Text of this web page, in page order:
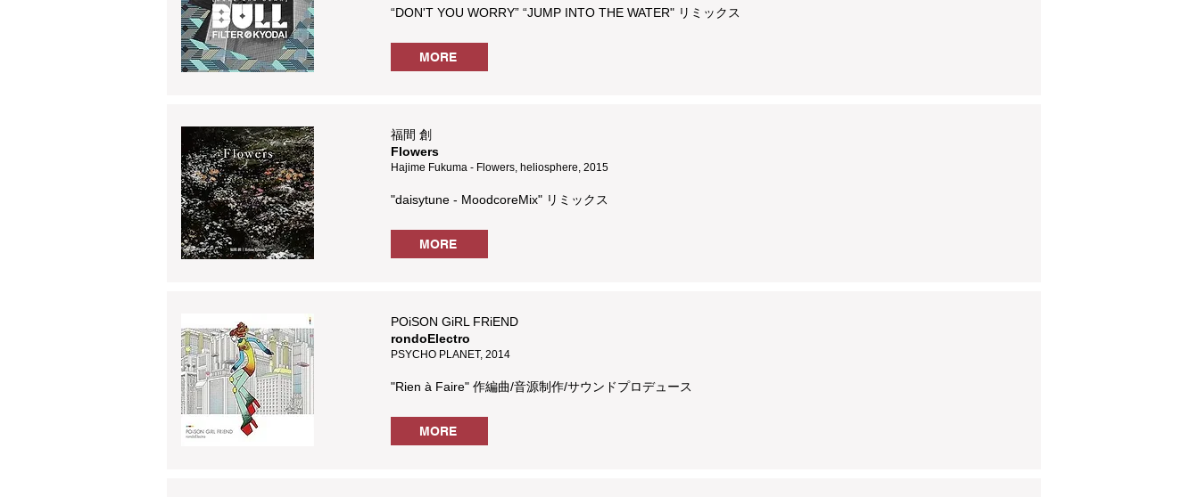
“DON'T YOU WORRY” “JUMP INTO THE WATER" リミックス
MORE
福間 創
Flowers
Hajime Fukuma - Flowers, heliosphere, 2015
"daisytune - MoodcoreMix" リミックス
MORE
POiSON GiRL FRiEND
rondoElectro
PSYCHO PLANET, 2014
"Rien à Faire" 作編曲/音源制作/サウンドプロデュース
MORE